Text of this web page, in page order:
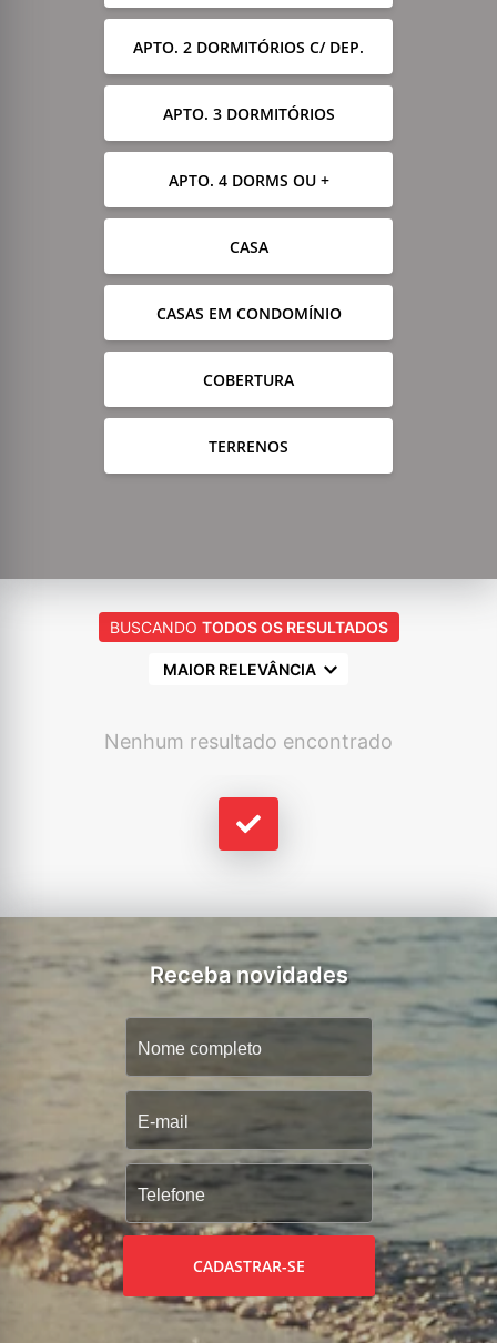
APTO. 2 DORMITÓRIOS C/ DEP.
APTO. 3 DORMITÓRIOS
APTO. 4 DORMS OU +
CASA
CASAS EM CONDOMÍNIO
COBERTURA
TERRENOS
BUSCANDO TODOS OS RESULTADOS
MAIOR RELEVÂNCIA
Nenhum resultado encontrado
Receba novidades
CADASTRAR-SE